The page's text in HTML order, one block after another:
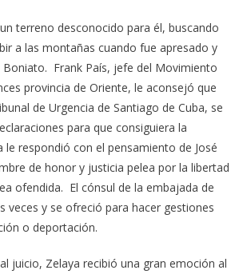
terreno desconocido para él, buscando
a las montañas cuando fue apresado y
Boniato. Frank País, jefe del Movimiento
provincia de Oriente, le aconsejó que
de Urgencia de Santiago de Cuba, se
para que consiguiera la
le respondió con el pensamiento de José
de honor y justicia pelea por la libertad
ofendida. El cónsul de la embajada de
veces y se ofreció para hacer gestiones
o deportación.
juicio, Zelaya recibió una gran emoción al